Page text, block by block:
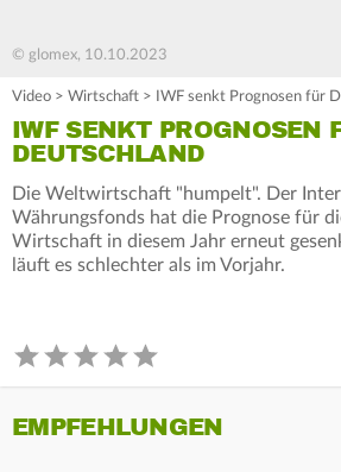
© glomex, 10.10.2023
Video > Wirtschaft > IWF senkt Prognosen für
IWF SENKT PROGNOSEN
DEUTSCHLAND
Die Weltwirtschaft "humpelt". Der
Währungsfonds hat die Prognose für
Wirtschaft in diesem Jahr erneut
läuft es schlechter als im Vorjahr.
EMPFEHLUNGEN